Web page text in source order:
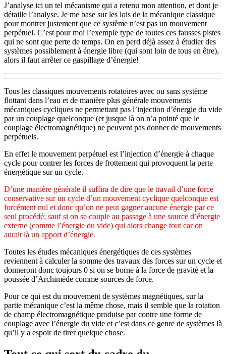
J’analyse ici un tel mécanisme qui a retenu mon attention, et dont je
détaille l’analyse. Je me base sur les lois de la mécanique classique
pour montrer justement que ce système n’est pas un mouvement
perpétuel. C’est pour moi l’exemple type de toutes ces fausses pistes
qui ne sont que perte de temps. On en perd déjà assez à étudier des
systèmes possiblement à énergie libre (qui sont loin de tous en être),
alors il faut arrêter ce gaspillage d’énergie!
Tous les classiques mouvements rotatoires avec ou sans système
flottant dans l’eau et de manière plus générale mouvements
mécaniques cycliques ne permettant pas l’injection d’énergie du vide
par un couplage quelconque (et jusque là on n’a pointé que le
couplage électromagnétique) ne peuvent pas donner de mouvements
perpétuels.
En effet le mouvement perpétuel est l’injection d’énergie à chaque
cycle pour contrer les forces de frottement qui provoquent la perte
énergétique sur un cycle.
D’une manière générale il suffira de dire que le travail d’une force
conservative sur un cycle d’un mouvement cyclique quelconque est
forcément nul et donc qu’on ne peut gagner aucune énergie par ce
seul procédé; sauf si on se couple au passage à une source d’énergie
externe (comme l’énergie du vide) qui alors change tout car on
aurait là un apport d’énergie.
Toutes les études mécaniques énergétiques de ces systèmes
reviennent à calculer la somme des travaux des forces sur un cycle et
donneront donc toujours 0 si on se borne à la force de gravité et la
poussée d’Archimède comme sources de force.
Pour ce qui est du mouvement de systèmes magnétiques, sur la
partie mécanique c’est la même chose, mais il semble que la rotation
de champ électromagnétique produise par contre une forme de
couplage avec l’énergie du vide et c’est dans ce genre de systèmes là
qu’il y a espoir de tirer quelque chose.